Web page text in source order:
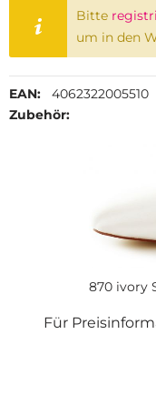
Bitte
um in den
EAN:
4062322005510
Zubehör:
870 ivory
Für